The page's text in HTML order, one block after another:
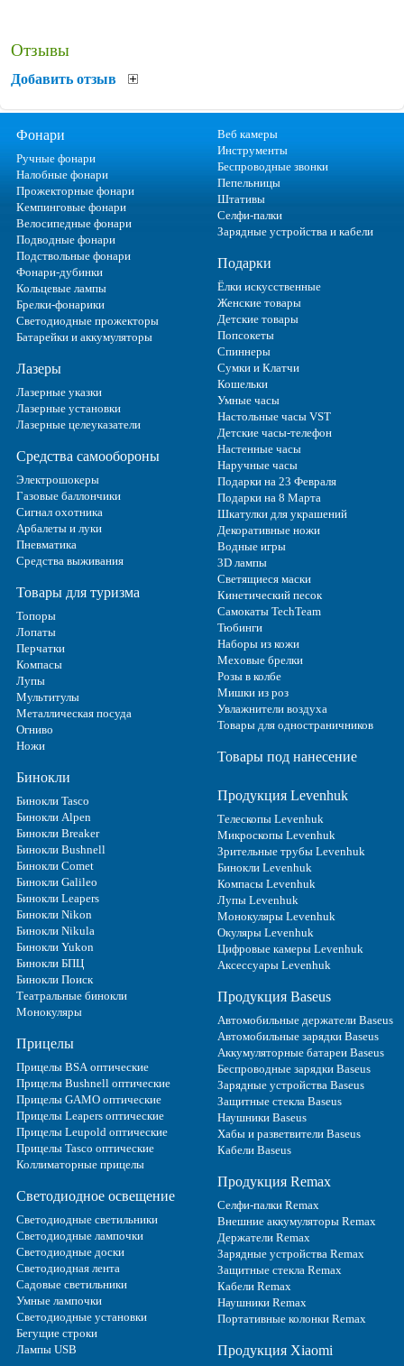
Отзывы
Добавить отзыв
Фонари
Ручные фонари
Налобные фонари
Прожекторные фонари
Кемпинговые фонари
Велосипедные фонари
Подводные фонари
Подствольные фонари
Фонари-дубинки
Кольцевые лампы
Брелки-фонарики
Светодиодные прожекторы
Батарейки и аккумуляторы
Лазеры
Лазерные указки
Лазерные установки
Лазерные целеуказатели
Средства самообороны
Электрошокеры
Газовые баллончики
Сигнал охотника
Арбалеты и луки
Пневматика
Средства выживания
Товары для туризма
Топоры
Лопаты
Перчатки
Компасы
Лупы
Мультитулы
Металлическая посуда
Огниво
Ножи
Бинокли
Бинокли Tasco
Бинокли Alpen
Бинокли Breaker
Бинокли Bushnell
Бинокли Comet
Бинокли Galileo
Бинокли Leapers
Бинокли Nikon
Бинокли Nikula
Бинокли Yukon
Бинокли БПЦ
Бинокли Поиск
Театральные бинокли
Монокуляры
Прицелы
Прицелы BSA оптические
Прицелы Bushnell оптические
Прицелы GAMO оптические
Прицелы Leapers оптические
Прицелы Leupold оптические
Прицелы Tasco оптические
Коллиматорные прицелы
Светодиодное освещение
Светодиодные светильники
Светодиодные лампочки
Светодиодные доски
Светодиодная лента
Садовые светильники
Умные лампочки
Светодиодные установки
Бегущие строки
Лампы USB
Веб камеры
Инструменты
Беспроводные звонки
Пепельницы
Штативы
Селфи-палки
Зарядные устройства и кабели
Подарки
Ёлки искусственные
Женские товары
Детские товары
Попсокеты
Спиннеры
Сумки и Клатчи
Кошельки
Умные часы
Настольные часы VST
Детские часы-телефон
Настенные часы
Наручные часы
Подарки на 23 Февраля
Подарки на 8 Марта
Шкатулки для украшений
Декоративные ножи
Водные игры
3D лампы
Светящиеся маски
Кинетический песок
Самокаты TechTeam
Тюбинги
Наборы из кожи
Меховые брелки
Розы в колбе
Мишки из роз
Увлажнители воздуха
Товары для одностраничников
Товары под нанесение
Продукция Levenhuk
Телескопы Levenhuk
Микроскопы Levenhuk
Зрительные трубы Levenhuk
Бинокли Levenhuk
Компасы Levenhuk
Лупы Levenhuk
Монокуляры Levenhuk
Окуляры Levenhuk
Цифровые камеры Levenhuk
Аксессуары Levenhuk
Продукция Baseus
Автомобильные держатели Baseus
Автомобильные зарядки Baseus
Аккумуляторные батареи Baseus
Беспроводные зарядки Baseus
Зарядные устройства Baseus
Защитные стекла Baseus
Наушники Baseus
Хабы и разветвители Baseus
Кабели Baseus
Продукция Remax
Селфи-палки Remax
Внешние аккумуляторы Remax
Держатели Remax
Зарядные устройства Remax
Защитные стекла Remax
Кабели Remax
Наушники Remax
Портативные колонки Remax
Продукция Xiaomi